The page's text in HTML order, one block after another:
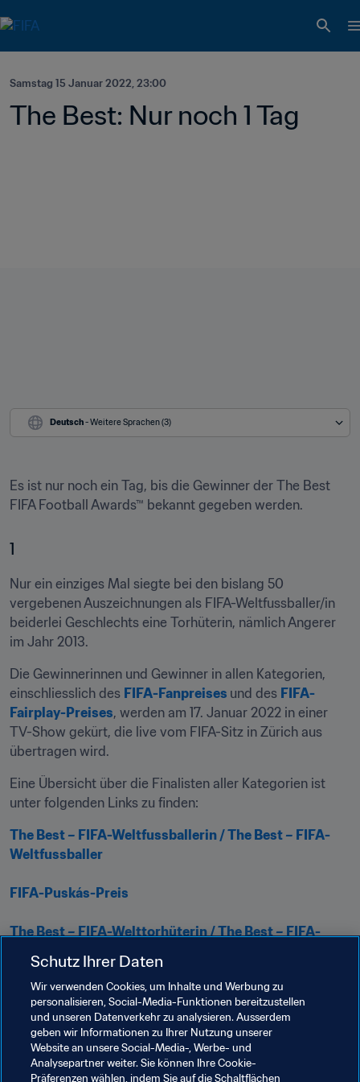
Samstag 15 Januar 2022, 23:00
The Best: Nur noch 1 Tag
Deutsch - Weitere Sprachen (3)
Es ist nur noch ein Tag, bis die Gewinner der The Best
FIFA Football Awards™ bekannt gegeben werden.
1
Nur ein einziges Mal siegte bei den bislang 50
vergebenen Auszeichnungen als FIFA-Weltfussballer/in
beiderlei Geschlechts eine Torhüterin, nämlich Angerer
im Jahr 2013.
Die Gewinnerinnen und Gewinner in allen Kategorien,
einschliesslich des FIFA-Fanpreises und des FIFA-
Fairplay-Preises, werden am 17. Januar 2022 in einer
TV-Show gekürt, die live vom FIFA-Sitz in Zürich aus
übertragen wird.
Eine Übersicht über die Finalisten aller Kategorien ist
unter folgenden Links zu finden:
The Best – FIFA-Weltfussballerin / The Best – FIFA-
Weltfussballer
FIFA-Puskás-Preis
The Best – FIFA-Welttorhüterin / The Best – FIFA-
The Best – FIFA-Welttrainer – Frauen / The Best –
FIFA-Welttrainer – Männer
FIFA-Fanpreis
FIFA-Fairplay-Preis
Schutz Ihrer Daten
Wir verwenden Cookies, um Inhalte und Werbung zu
personalisieren, Social-Media-Funktionen bereitzustellen
und unseren Datenverkehr zu analysieren. Ausserdem
geben wir Informationen zu Ihrer Nutzung unserer
Website an unsere Social-Media-, Werbe- und
Analysepartner weiter. Sie können Ihre Cookie-
Präferenzen wählen, indem Sie auf die Schaltflächen